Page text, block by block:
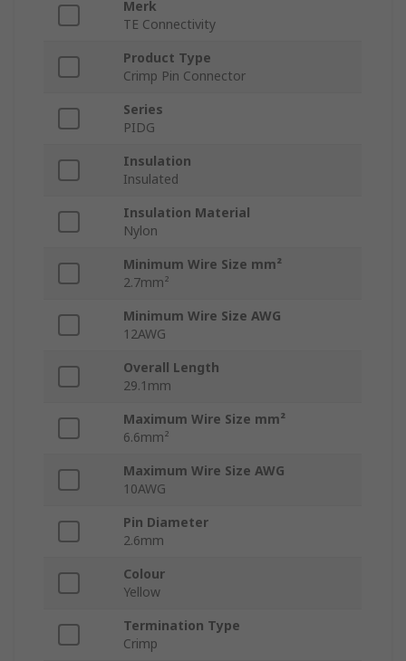
Merk
TE Connectivity
Product Type
Crimp Pin Connector
Series
PIDG
Insulation
Insulated
Insulation Material
Nylon
Minimum Wire Size mm²
2.7mm²
Minimum Wire Size AWG
12AWG
Overall Length
29.1mm
Maximum Wire Size mm²
6.6mm²
Maximum Wire Size AWG
10AWG
Pin Diameter
2.6mm
Colour
Yellow
Termination Type
Crimp